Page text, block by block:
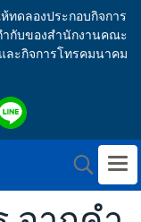
ทดลองประกอบกิจการ
ำกับของสำนักงานคณะ
ละกิจการโทรคมนาคม